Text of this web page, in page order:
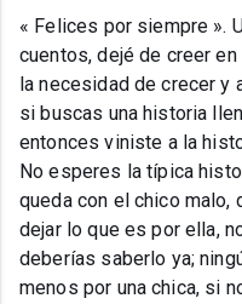
« Felices por siempre ».
cuentos, dejé de creer
la necesidad de crecer y
si buscas una historia
entonces viniste a la
No esperes la típica
queda con el chico malo,
dejar lo que es por ella,
deberías saberlo ya;
menos por una chica, si